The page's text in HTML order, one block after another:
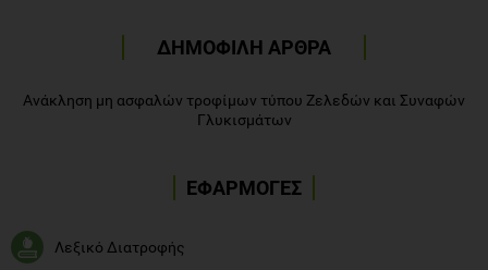
ΔΗΜΟΦΙΛΗ ΑΡΘΡΑ
Ανάκληση μη ασφαλών τροφίμων τύπου Ζελεδών και Συναφών
Γλυκισμάτων
ΕΦΑΡΜΟΓΕΣ
Λεξικό Διατροφής